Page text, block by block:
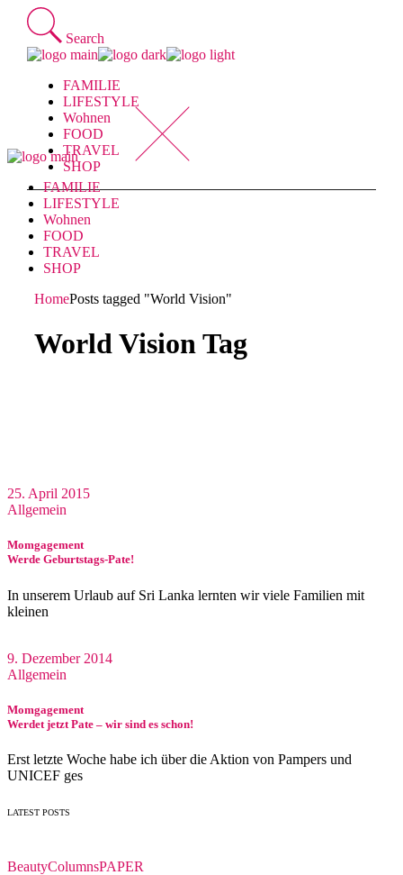
Skip
content
Search
FAMILIE
LIFESTYLE
Wohnen
FOOD
TRAVEL
SHOP
FAMILIE
LIFESTYLE
Wohnen
FOOD
TRAVEL
SHOP
HomePosts tagged "World Vision"
World Vision Tag
25. April 2015
Allgemein
Momgagement
Werde Geburtstags-Pate!
In unserem Urlaub auf Sri Lanka lernten wir viele Familien mit
kleinen
9. Dezember 2014
Allgemein
Momgagement
Werdet jetzt Pate – wir sind es schon!
Erst letzte Woche habe ich über die Aktion von Pampers und
UNICEF ges
LATEST POSTS
BeautyColumnsPAPER